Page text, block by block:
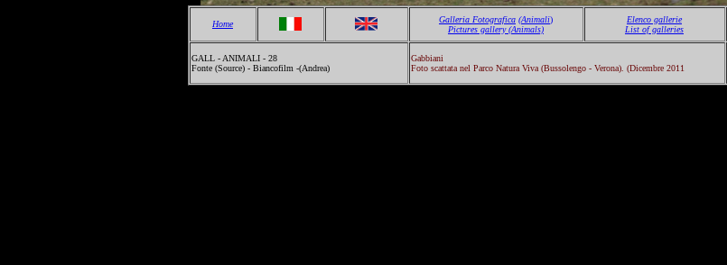
Home Galleria Fotografica (Animali)
Pictures gallery (Animals)
Elenco gallerie
List of galleries
GALL - ANIMALI - 28
Fonte (Source) - Biancofilm -(Andrea)
Gabbiani
Foto scattata nel Parco Natura Viva (Bussolengo - Verona). (Dicembre 2011